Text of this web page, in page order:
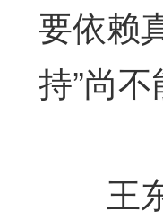
要依赖
持”尚
王东